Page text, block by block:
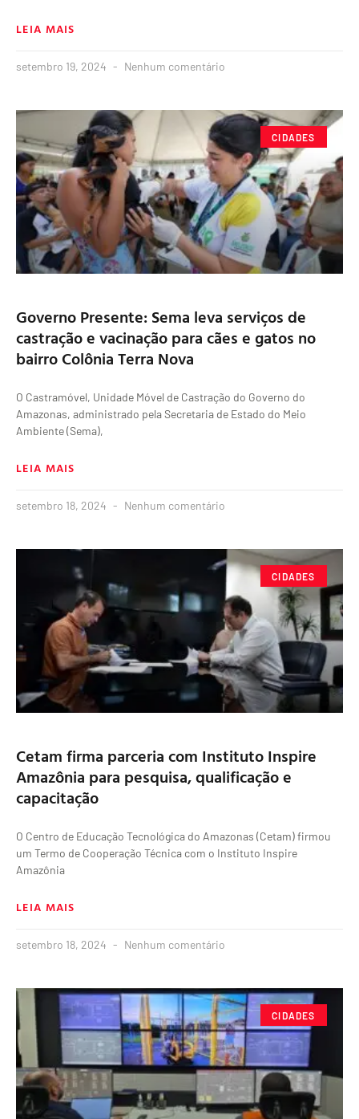
LEIA MAIS
setembro 19, 2024 Nenhum comentário
CIDADES
Governo Presente: Sema leva serviços de
castração e vacinação para cães e gatos no
bairro Colônia Terra Nova
O Castramóvel, Unidade Móvel de Castração do Governo do
Amazonas, administrado pela Secretaria de Estado do Meio
Ambiente (Sema),
LEIA MAIS
setembro 18, 2024 Nenhum comentário
CIDADES
Cetam firma parceria com Instituto Inspire
Amazônia para pesquisa, qualificação e
capacitação
O Centro de Educação Tecnológica do Amazonas (Cetam) firmou
um Termo de Cooperação Técnica com o Instituto Inspire
Amazônia
LEIA MAIS
setembro 18, 2024 Nenhum comentário
CIDADES